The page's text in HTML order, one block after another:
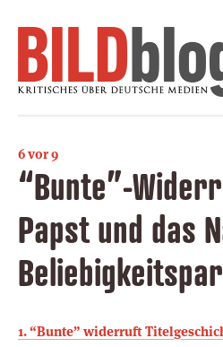
6 vor 9
“Bunte”-
Papst und das
1. “Bunte” widerruft